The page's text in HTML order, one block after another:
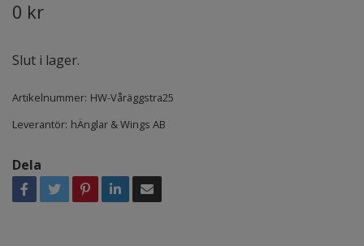
0 kr
Slut i lager.
Artikelnummer: HW-Våräggstra25
Leverantör: hÄnglar & Wings AB
Dela